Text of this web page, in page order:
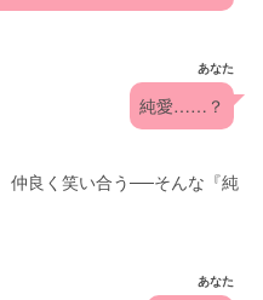
あなた
純愛……？
仲良く笑い合う──そんな『純
あなた